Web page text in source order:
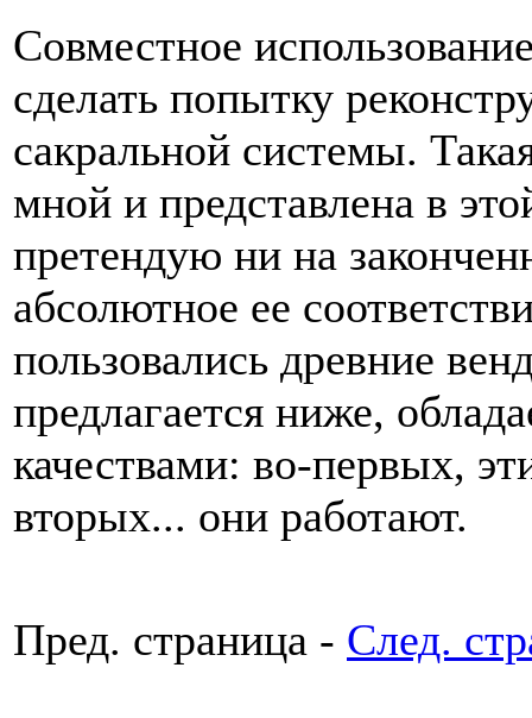
Совместное
сделать попытку
сакральной системы.
мной и представлена в
претендую ни на
абсолютное ее
пользовались древние
предлагается ниже,
качествами: во-первых,
вторых... они работают.
Пред. страница - След.